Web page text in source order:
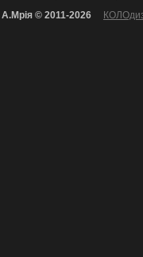
А.Mрія © 2011-2026